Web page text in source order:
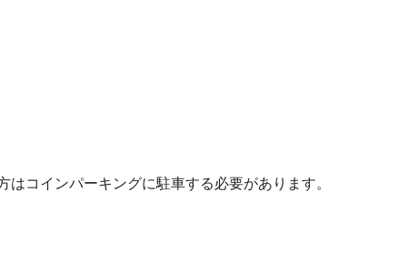
コインパーキングに駐車する必要があります。